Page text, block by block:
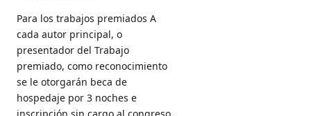
Para los trabajos premiados A
cada autor principal, o
presentador del Trabajo
premiado, como reconocimiento
se le otorgarán beca de
hospedaje por 3 noches e
inscripción sin cargo al congreso.